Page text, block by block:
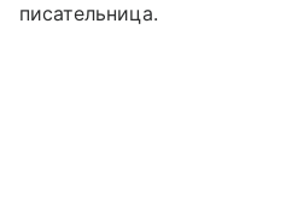
писательница.